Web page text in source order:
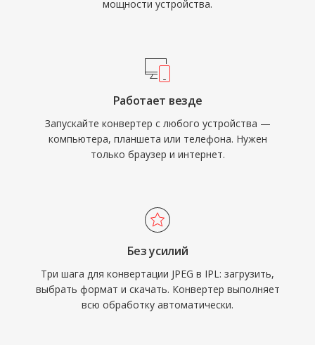
мощности устройства.
Работает везде
Запускайте конвертер с любого устройства —
компьютера, планшета или телефона. Нужен
только браузер и интернет.
Без усилий
Три шага для конвертации JPEG в IPL: загрузить,
выбрать формат и скачать. Конвертер выполняет
всю обработку автоматически.